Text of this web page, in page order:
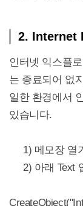
2. Internet
인터넷 익스플
는 종료되어 없
일한 환경에서
있습니다.
1) 메모장 열
2) 아래 Text